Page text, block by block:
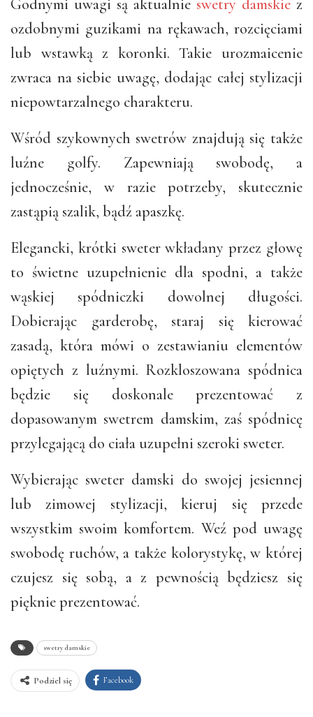
Godnymi uwagi są aktualnie swetry damskie z
ozdobnymi guzikami na rękawach, rozcięciami
lub wstawką z koronki. Takie urozmaicenie
zwraca na siebie uwagę, dodając całej stylizacji
niepowtarzalnego charakteru.
Wśród szykownych swetrów znajdują się także
luźne golfy. Zapewniają swobodę, a
jednocześnie, w razie potrzeby, skutecznie
zastąpią szalik, bądź apaszkę.
Elegancki, krótki sweter wkładany przez głowę
to świetne uzupełnienie dla spodni, a także
wąskiej spódniczki dowolnej długości.
Dobierając garderobę, staraj się kierować
zasadą, która mówi o zestawianiu elementów
opiętych z luźnymi. Rozkloszowana spódnica
będzie się doskonale prezentować z
dopasowanym swetrem damskim, zaś spódnicę
przylegającą do ciała uzupełni szeroki sweter.
Wybierając sweter damski do swojej jesiennej
lub zimowej stylizacji, kieruj się przede
wszystkim swoim komfortem. Weź pod uwagę
swobodę ruchów, a także kolorystykę, w której
czujesz się sobą, a z pewnością będziesz się
pięknie prezentować.
swetry damskie
Podziel się Facebook